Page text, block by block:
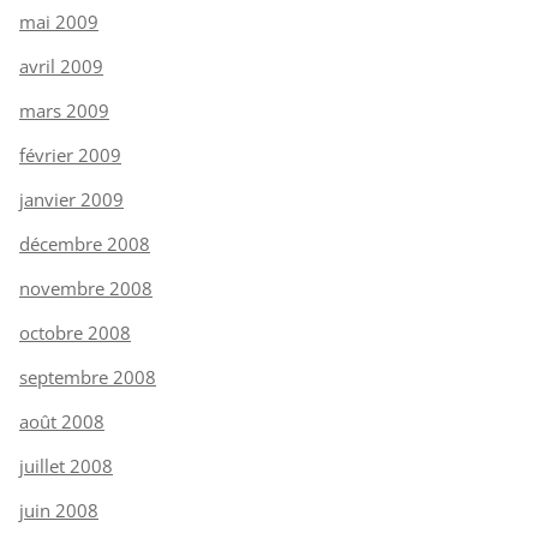
mai 2009
avril 2009
mars 2009
février 2009
janvier 2009
décembre 2008
novembre 2008
octobre 2008
septembre 2008
août 2008
juillet 2008
juin 2008